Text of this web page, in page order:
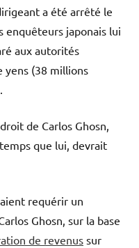
a été arrêté le
enquêteurs japonais lui
aux autorités
yens (38 millions
de Carlos Ghosn,
que lui, devrait
requérir un
Ghosn, sur la base
de revenus sur